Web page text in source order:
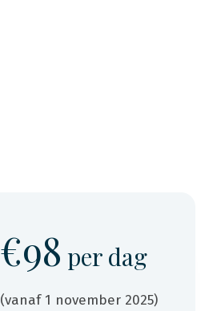
€98 per dag
(vanaf 1 november 2025)